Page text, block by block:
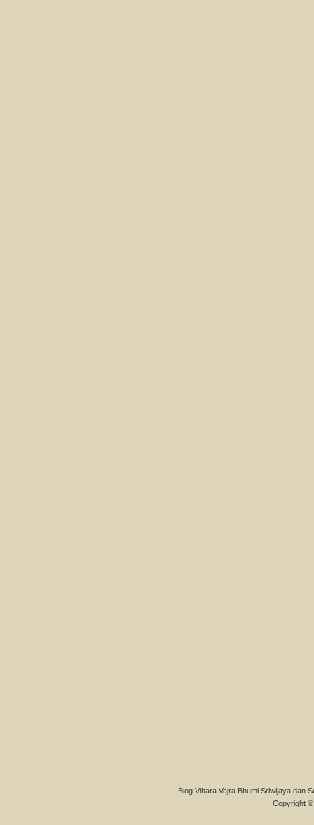
Blog Vihara Vajra Bhumi Sriwijaya dan
Copyright ©